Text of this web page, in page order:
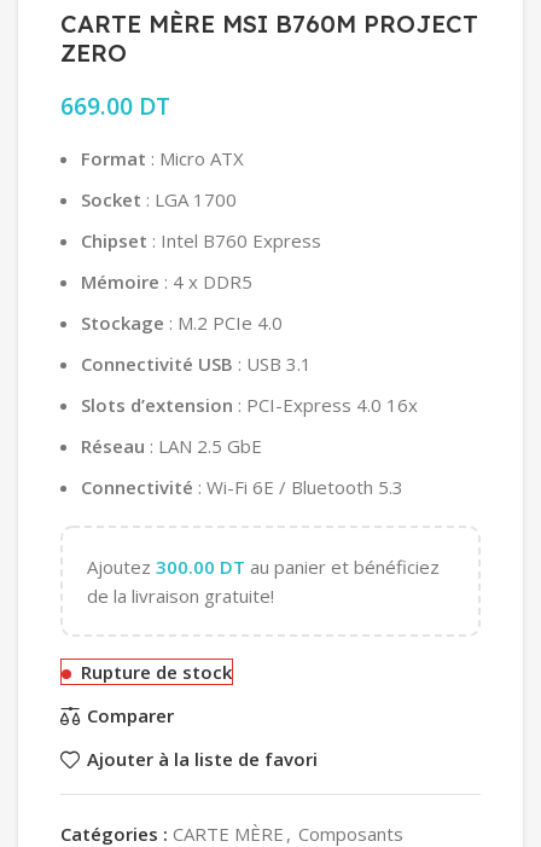
CARTE MÈRE MSI B760M PROJECT
ZERO
669.00 DT
Format : Micro ATX
Socket : LGA 1700
Chipset : Intel B760 Express
Mémoire : 4 x DDR5
Stockage : M.2 PCIe 4.0
Connectivité USB : USB 3.1
Slots d’extension : PCI-Express 4.0 16x
Réseau : LAN 2.5 GbE
Connectivité : Wi-Fi 6E / Bluetooth 5.3
Ajoutez 300.00 DT au panier et bénéficiez
de la livraison gratuite!
Rupture de stock
Comparer
Ajouter à la liste de favori
Catégories : CARTE MÈRE , Composants